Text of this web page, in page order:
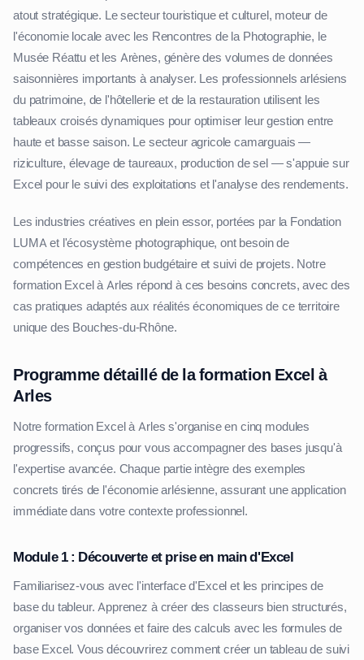
atout stratégique. Le secteur touristique et culturel, moteur de
l'économie locale avec les Rencontres de la Photographie, le
Musée Réattu et les Arènes, génère des volumes de données
saisonnières importants à analyser. Les professionnels arlésiens
du patrimoine, de l'hôtellerie et de la restauration utilisent les
tableaux croisés dynamiques pour optimiser leur gestion entre
haute et basse saison. Le secteur agricole camarguais —
riziculture, élevage de taureaux, production de sel — s'appuie sur
Excel pour le suivi des exploitations et l'analyse des rendements.
Les industries créatives en plein essor, portées par la Fondation
LUMA et l'écosystème photographique, ont besoin de
compétences en gestion budgétaire et suivi de projets. Notre
formation Excel à Arles répond à ces besoins concrets, avec des
cas pratiques adaptés aux réalités économiques de ce territoire
unique des Bouches-du-Rhône.
Programme détaillé de la formation Excel à
Arles
Notre formation Excel à Arles s'organise en cinq modules
progressifs, conçus pour vous accompagner des bases jusqu'à
l'expertise avancée. Chaque partie intègre des exemples
concrets tirés de l'économie arlésienne, assurant une application
immédiate dans votre contexte professionnel.
Module 1 : Découverte et prise en main d'Excel
Familiarisez-vous avec l'interface d'Excel et les principes de
base du tableur. Apprenez à créer des classeurs bien structurés,
organiser vos données et faire des calculs avec les formules de
base Excel. Vous découvrirez comment créer un tableau de suivi